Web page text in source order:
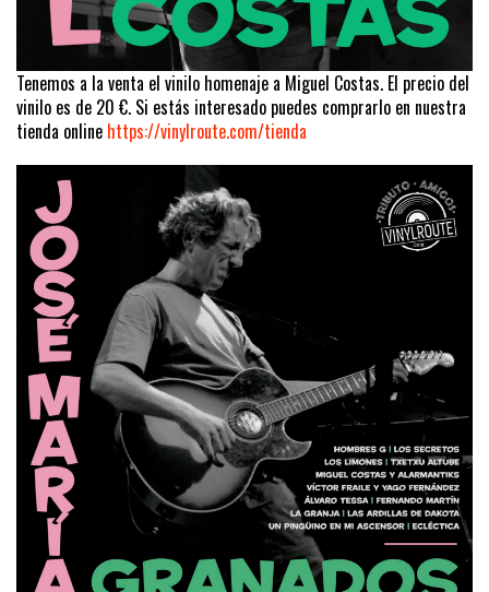
Tenemos a la venta el vinilo homenaje a Miguel Costas. El precio del
vinilo es de 20 €. Si estás interesado puedes comprarlo en nuestra
tienda online https://vinylroute.com/tienda